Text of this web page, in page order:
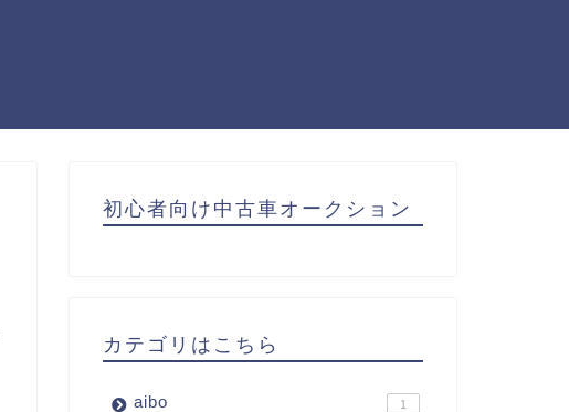
初心者向け中古車オークション
カテゴリはこちら
aibo 1